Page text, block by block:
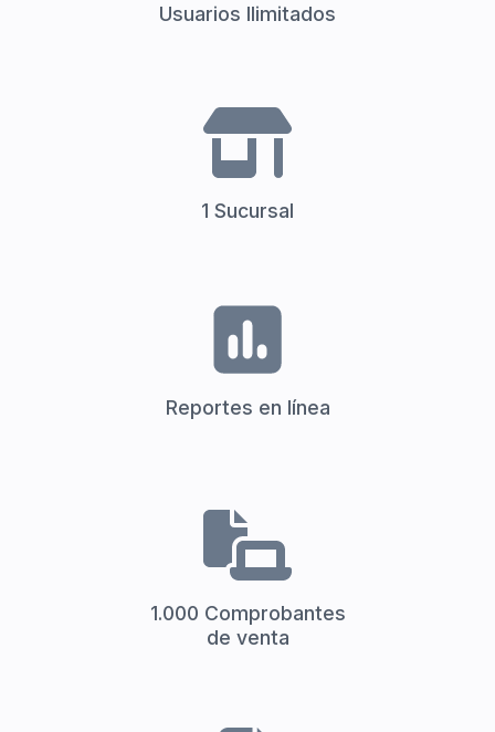
Usuarios Ilimitados
1 Sucursal
Reportes en línea
1.000 Comprobantes
de venta